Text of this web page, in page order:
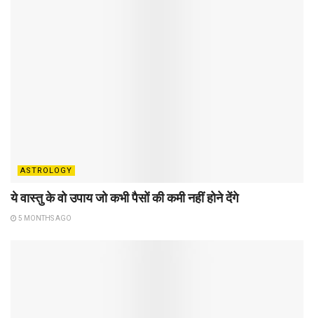
ASTROLOGY
ये वास्तु के वो उपाय जो कभी पैसों की कमी नहीं होने देंगे
5 MONTHS AGO